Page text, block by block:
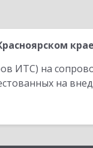
ИТС) на
на